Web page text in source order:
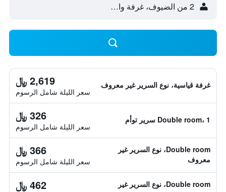
2 من الضيوف، غرفة واحدة
غرفة قياسية، نوع السرير غير معروف 2,619 ﷼
سعر الليلة شامل الرسوم
Double room، 1 سرير توأم 326 ﷼
سعر الليلة شامل الرسوم
Double room، نوع السرير غير
معروف
366 ﷼
سعر الليلة شامل الرسوم
Double room، نوع السرير غير
462 ﷼